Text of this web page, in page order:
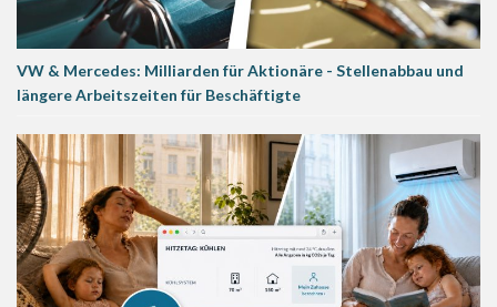
VW & Mercedes: Milliarden für Aktionäre - Stellenabbau und
längere Arbeitszeiten für Beschäftigte